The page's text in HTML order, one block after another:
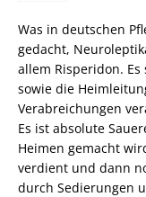
Was in deutschen
gedacht,
allem Risperidon.
sowie die
Verabreichungen
Es ist absolute
Heimen gemacht
verdient und dann
durch Sedierungen